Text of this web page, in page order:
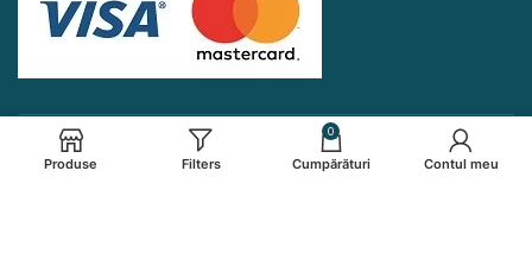
Produse Filters
0
Cumpărături Contul meu